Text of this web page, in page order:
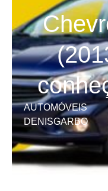
AUTOMÓVEIS
DENISGARBO